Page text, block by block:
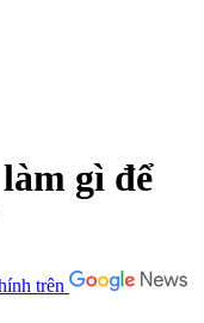
gì để
trên